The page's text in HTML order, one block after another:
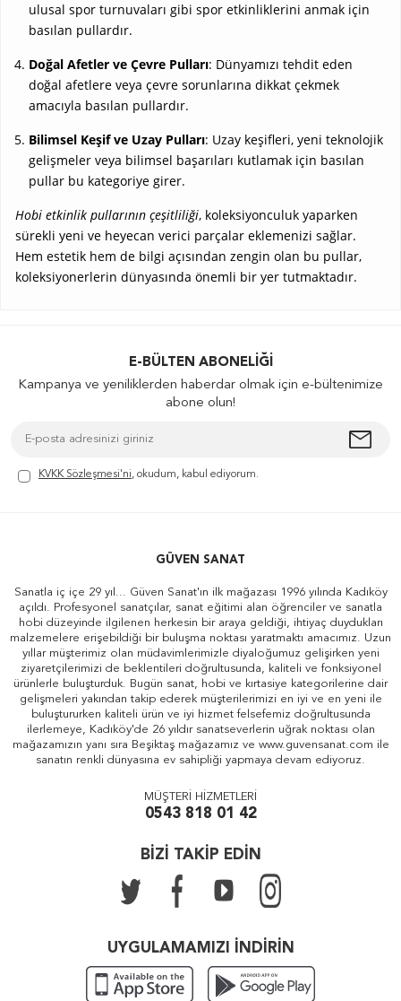
ulusal spor turnuvaları gibi spor etkinliklerini anmak için
basılan pullardır.
Doğal Afetler ve Çevre Pulları: Dünyamızı tehdit eden
doğal afetlere veya çevre sorunlarına dikkat çekmek
amacıyla basılan pullardır.
Bilimsel Keşif ve Uzay Pulları: Uzay keşifleri, yeni teknolojik
gelişmeler veya bilimsel başarıları kutlamak için basılan
pullar bu kategoriye girer.
Hobi etkinlik pullarının çeşitliliği, koleksiyonculuk yaparken
sürekli yeni ve heyecan verici parçalar eklemenizi sağlar.
Hem estetik hem de bilgi açısından zengin olan bu pullar,
koleksiyonerlerin dünyasında önemli bir yer tutmaktadır.
E-BÜLTEN ABONELIĞI
Kampanya ve yeniliklerden haberdar olmak için e-bültenimize
abone olun!
KVKK Sözleşmesi'ni, okudum, kabul ediyorum.
GÜVEN SANAT
Sanatla iç içe 29 yıl... Güven Sanat'ın ilk mağazası 1996 yılında Kadıköy
açıldı. Profesyonel sanatçılar, sanat eğitimi alan öğrenciler ve sanatla
hobi düzeyinde ilgilenen herkesin bir araya geldiği, ihtiyaç duydukları
malzemelere erişebildiği bir buluşma noktası yaratmaktı amacımız. Uzun
yıllar müşterimiz olan müdavimlerimizle diyaloğumuz gelişirken yeni
ziyaretçilerimizi de beklentileri doğrultusunda, kaliteli ve fonksiyonel
ürünlerle buluşturduk. Bugün sanat, hobi ve kırtasiye kategorilerine dair
gelişmeleri yakından takip ederek müşterilerimizi en iyi ve en yeni ile
buluştururken kaliteli ürün ve iyi hizmet felsefemiz doğrultusunda
ilerlemeye, Kadıköy'de 26 yıldır sanatseverlerin uğrak noktası olan
mağazamızın yanı sıra Beşiktaş mağazamız ve www.guvensanat.com ile
sanatın renkli dünyasına ev sahipliği yapmaya devam ediyoruz.
MÜŞTERİ HİZMETLERİ
0543 818 01 42
BİZİ TAKİP EDİN
UYGULAMAMIZI İNDİRİN